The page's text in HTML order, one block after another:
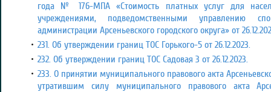
года № 176-МПА «Стоимость платных услуг для
учреждениями, подведомственными управлению
администрации Арсеньевского городского округа» от
231. Об утверждении границ ТОС Горького-5 от 26.12.2023.
232. Об утверждении границ ТОС Садовая 3 от 26.12.2023.
233. О принятии муниципального правового акта
утратившим силу муниципального правового акта